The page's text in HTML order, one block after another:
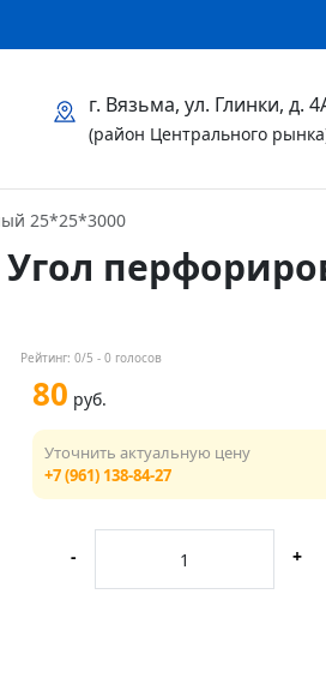
г. Вязьма, ул. Глинки, д.
(район Центрального
25*25*3000
Угол
Рейтинг: 0/5 - 0 голосов
80 руб.
Уточнить актуальную цену
+7 (961) 138-84-27
- +